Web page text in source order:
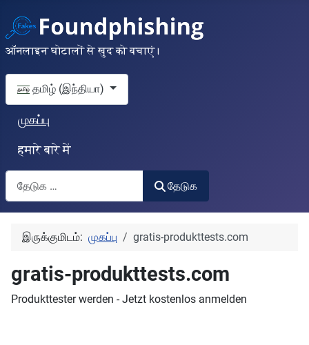
ऑनलाइन घोटालों से खुद को बचाएं।
தங்கள் மொழியைத் தேர்வுசெய்யவும்
தமிழ் (இந்தியா)
முகப்பு
हमारे बारे में
தேடுக
தேடுக
இருக்குமிடம்: முகப்பு gratis-produkttests.com
gratis-produkttests.com
Produkttester werden - Jetzt kostenlos anmelden